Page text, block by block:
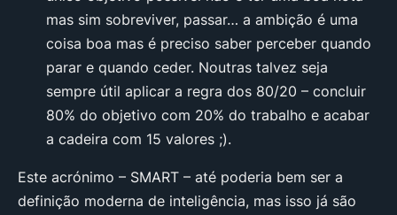
mas sim sobreviver, passar… a ambição é uma
coisa boa mas é preciso saber perceber quando
parar e quando ceder. Noutras talvez seja
sempre útil aplicar a regra dos 80/20 – concluir
80% do objetivo com 20% do trabalho e acabar
a cadeira com 15 valores ;).
Este acrónimo – SMART – até poderia bem ser a
definição moderna de inteligência, mas isso já são